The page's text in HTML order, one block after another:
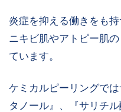
炎症を抑える働きをも
ニキビ肌やアトピー肌
ています。
ケミカルピーリングで
タノール』、『サリチ